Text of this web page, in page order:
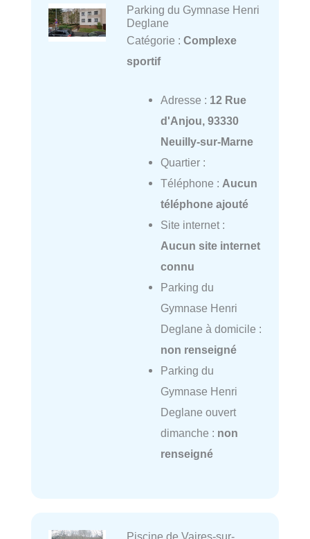
Parking du Gymnase Henri
Deglane
Catégorie : Complexe
sportif
Adresse : 12 Rue
d'Anjou, 93330
Neuilly-sur-Marne
Quartier :
Téléphone : Aucun
téléphone ajouté
Site internet :
Aucun site internet
connu
Parking du
Gymnase Henri
Deglane à domicile :
non renseigné
Parking du
Gymnase Henri
Deglane ouvert
dimanche : non
renseigné
Piscine de Vaires-sur-